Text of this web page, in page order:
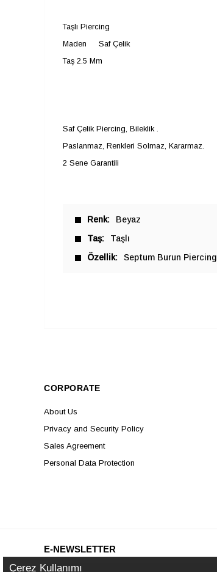
Taşlı Piercing
Maden Saf Çelik
Taş 2.5 Mm
Saf Çelik Piercing, Bileklik .
Paslanmaz, Renkleri Solmaz, Kararmaz.
2 Sene Garantili
Renk
Beyaz
Taş
Taşlı
Özellik
Septum Burun Piercing
CORPORATE
About Us
Privacy and Security Policy
Sales Agreement
Personal Data Protection
E-NEWSLETTER
Çerez Kullanımı